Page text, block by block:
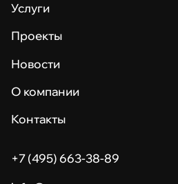
Услуги
Проекты
Новости
О компании
Контакты
+7 (495) 663-38-89